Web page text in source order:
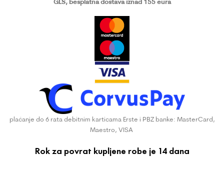
plaćanje do 6 rata debitnim karticama Erste i PBZ banke: MasterCard,
Maestro, VISA
Rok za povrat kupljene robe je 14 dana